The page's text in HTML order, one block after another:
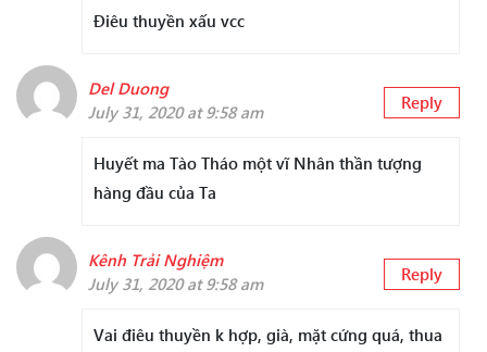
Điêu thuyền xấu vcc
Del Duong
July 31, 2020 at 9:58 am
Reply
Huyết ma Tào Tháo một vĩ Nhân thần tượng
hàng đầu của Ta
Kênh Trải Nghiệm
July 31, 2020 at 9:58 am
Reply
Vai điêu thuyền k hợp, già, mặt cứng quá, thua